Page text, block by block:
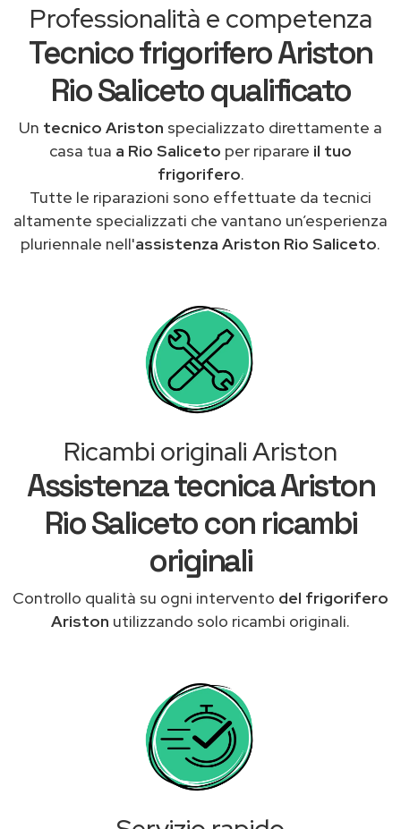
Professionalità e competenza
Tecnico frigorifero Ariston
Rio Saliceto qualificato
Un tecnico Ariston specializzato direttamente a
casa tua a Rio Saliceto per riparare il tuo
frigorifero.
Tutte le riparazioni sono effettuate da tecnici
altamente specializzati che vantano un’esperienza
pluriennale nell'assistenza Ariston Rio Saliceto.
Ricambi originali Ariston
Assistenza tecnica Ariston
Rio Saliceto con ricambi
originali
Controllo qualità su ogni intervento del frigorifero
Ariston utilizzando solo ricambi originali.